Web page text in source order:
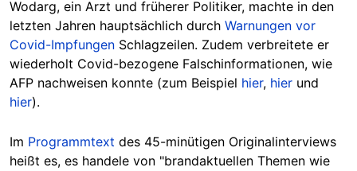
Wodarg, ein Arzt und früherer Politiker, machte in den
letzten Jahren hauptsächlich durch Warnungen vor
Covid-Impfungen Schlagzeilen. Zudem verbreitete er
wiederholt Covid-bezogene Falschinformationen, wie
AFP nachweisen konnte (zum Beispiel hier, hier und
hier).
Im Programmtext des 45-minütigen Originalinterviews
heißt es, es handele von "brandaktuellen Themen wie